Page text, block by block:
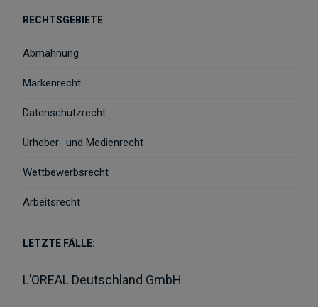
RECHTSGEBIETE
Abmahnung
Markenrecht
Datenschutzrecht
Urheber- und Medienrecht
Wettbewerbsrecht
Arbeitsrecht
LETZTE FÄLLE:
L’OREAL Deutschland GmbH